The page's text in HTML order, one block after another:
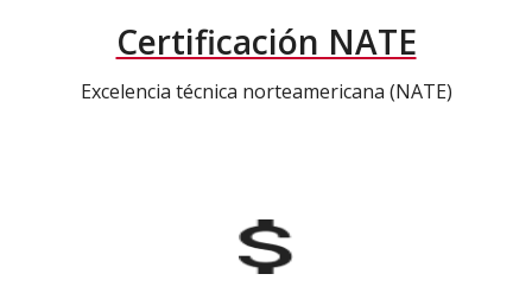
Certificación NATE
Excelencia técnica norteamericana (NATE)